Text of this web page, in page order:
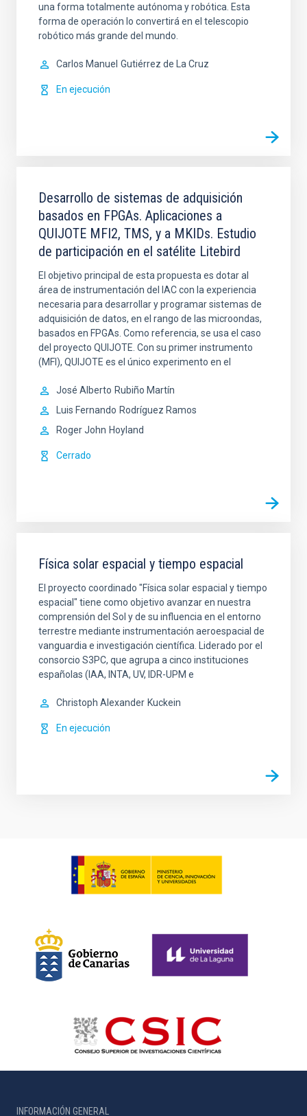
una forma totalmente autónoma y robótica. Esta
forma de operación lo convertirá en el telescopio
robótico más grande del mundo.
Carlos Manuel Gutiérrez de La Cruz
En ejecución
Desarrollo de sistemas de adquisición
basados en FPGAs. Aplicaciones a
QUIJOTE MFI2, TMS, y a MKIDs. Estudio
de participación en el satélite Litebird
El objetivo principal de esta propuesta es dotar al
área de instrumentación del IAC con la experiencia
necesaria para desarrollar y programar sistemas de
adquisición de datos, en el rango de las microondas,
basados en FPGAs. Como referencia, se usa el caso
del proyecto QUIJOTE. Con su primer instrumento
(MFI), QUIJOTE es el único experimento en el
José Alberto Rubiño Martín
Luis Fernando Rodríguez Ramos
Roger John Hoyland
Cerrado
Física solar espacial y tiempo espacial
El proyecto coordinado "Física solar espacial y tiempo
espacial" tiene como objetivo avanzar en nuestra
comprensión del Sol y de su influencia en el entorno
terrestre mediante instrumentación aeroespacial de
vanguardia e investigación científica. Liderado por el
consorcio S3PC, que agrupa a cinco instituciones
españolas (IAA, INTA, UV, IDR-UPM e
Christoph Alexander Kuckein
En ejecución
INFORMACIÓN GENERAL